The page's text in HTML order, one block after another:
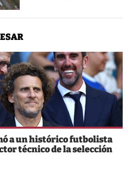
a un histórico futbolista
técnico de la selección